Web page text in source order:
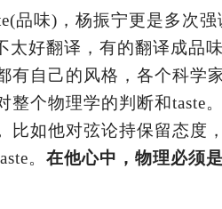
品味)，杨振宁更是多次
太好翻译，有的翻译成品
有自己的风格，各个科学
整个物理学的判断和taste
比如他对弦论持保留态度
。 在他心中，物理必须